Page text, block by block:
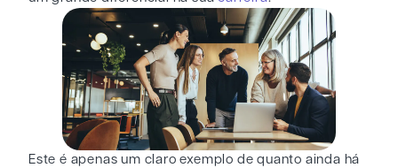
Este é apenas um claro exemplo de quanto ainda há